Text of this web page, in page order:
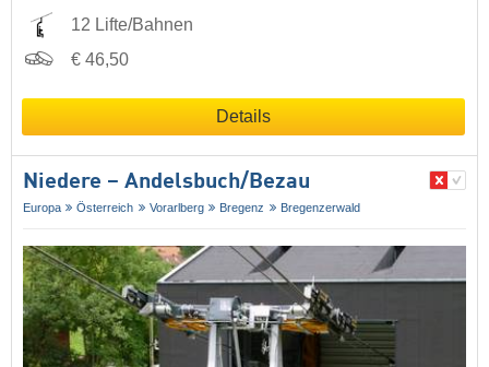
12 Lifte/Bahnen
€ 46,50
Details
Niedere – Andelsbuch/​Bezau
Europa Österreich Vorarlberg Bregenz Bregenzerwald